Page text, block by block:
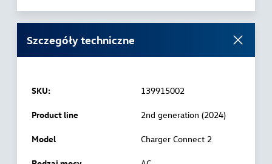
Szczegóły techniczne
SKU: 139915002
Product line 2nd generation (2024)
Model Charger Connect 2